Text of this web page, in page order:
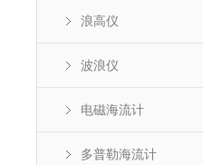
浪高仪
波浪仪
电磁海流计
多普勒海流计